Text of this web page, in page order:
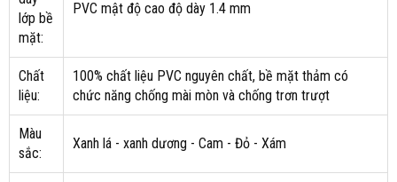
lớp bề
mặt:
PVC mật độ cao độ dày 1.4 mm
Chất
liệu:
100% chất liệu PVC nguyên chất, bề mặt thảm có
chức năng chống mài mòn và chống trơn trượt
Màu
sắc:
Xanh lá - xanh dương - Cam - Đỏ - Xám